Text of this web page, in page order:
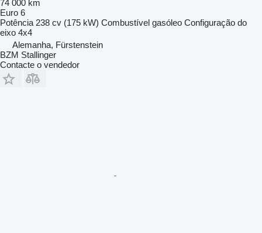
74 000 km
Euro 6
Potência 238 cv (175 kW) Combustível gasóleo Configuração do
eixo 4x4
Alemanha, Fürstenstein
BZM Stallinger
Contacte o vendedor